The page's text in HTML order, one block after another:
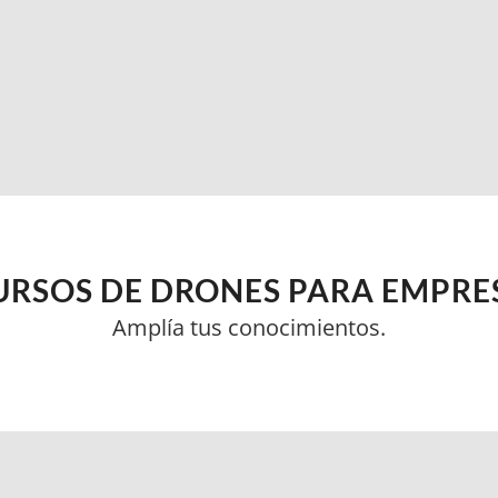
DE DRONES PARA
Amplía tus conocimientos.